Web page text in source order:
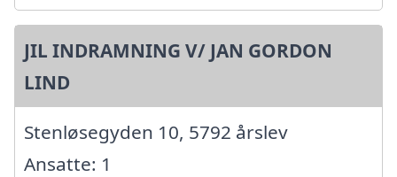
JIL INDRAMNING V/ JAN GORDON
LIND
Stenløsegyden 10, 5792 årslev
Ansatte: 1